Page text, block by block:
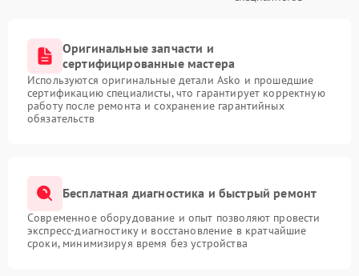
Оригинальные запчасти и
сертифицированные мастера
Используются оригинальные детали Asko и прошедшие
сертификацию специалисты, что гарантирует корректную
работу после ремонта и сохранение гарантийных
обязательств
Бесплатная диагностика и быстрый ремонт
Современное оборудование и опыт позволяют провести
экспресс-диагностику и восстановление в кратчайшие
сроки, минимизируя время без устройства